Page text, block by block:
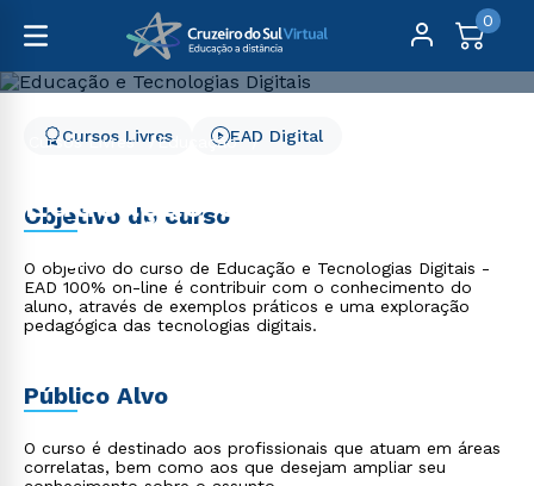
0
Cursos Livres
Educação
Educação e Tecnologias
Digitais
Cursos Livres EAD Digital
Objetivo do curso
O objetivo do curso de Educação e Tecnologias Digitais -
EAD 100% on-line é contribuir com o conhecimento do
aluno, através de exemplos práticos e uma exploração
pedagógica das tecnologias digitais.
Público Alvo
O curso é destinado aos profissionais que atuam em áreas
correlatas, bem como aos que desejam ampliar seu